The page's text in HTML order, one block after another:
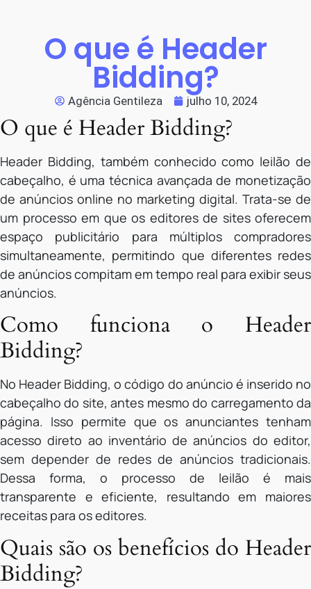
O que é Header
Bidding?
Agência Gentileza julho 10, 2024
O que é Header Bidding?
Header Bidding, também conhecido como leilão de
cabeçalho, é uma técnica avançada de monetização
de anúncios online no marketing digital. Trata-se de
um processo em que os editores de sites oferecem
espaço publicitário para múltiplos compradores
simultaneamente, permitindo que diferentes redes
de anúncios compitam em tempo real para exibir seus
anúncios.
Como funciona o Header
Bidding?
No Header Bidding, o código do anúncio é inserido no
cabeçalho do site, antes mesmo do carregamento da
página. Isso permite que os anunciantes tenham
acesso direto ao inventário de anúncios do editor,
sem depender de redes de anúncios tradicionais.
Dessa forma, o processo de leilão é mais
transparente e eficiente, resultando em maiores
receitas para os editores.
Quais são os benefícios do Header
Bidding?